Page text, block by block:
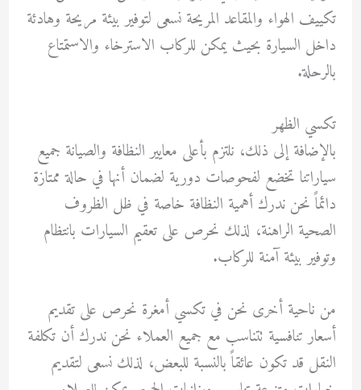
تكييف الهواء والمقاعد المريحة نسعى لتوفير بيئة مريحة وهادئة
داخل السيارة بحيث يمكن للركاب الاسترخاء والاستمتاع
بالرحلة.
تكسي الظهر
بالإضافة إلى ذلك، نلتزم بأعلى معايير النظافة والصيانة جميع
سياراتنا تخضع لفحوصات دورية لضمان أنها في حالة ممتازة
دائماً نحن ندرك أهمية النظافة خاصة في ظل الظروف
الصحية الراهنة، لذلك نحرص على تعقيم السيارات بانتظام
وتوفير بيئة آمنة للركاب.
من ناحية أخرى نحن في تكسي أمغرة نحرص على تقديم
أسعار تنافسية تتناسب مع جميع العملاء نحن ندرك أن تكلفة
النقل قد تكون عائقاً بالنسبة للبعض، لذلك نسعى لتقديم